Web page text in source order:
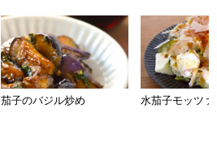
茄子のバジル炒め 水茄子モッツァ